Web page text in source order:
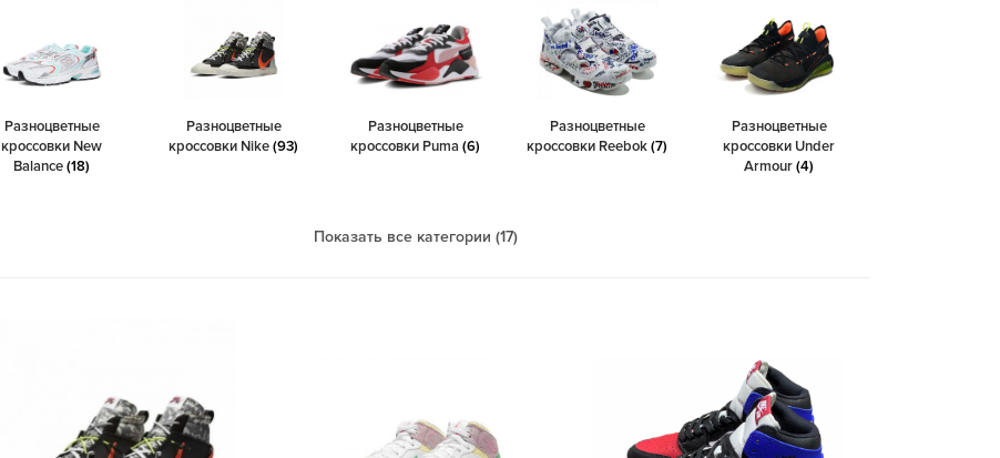
Разноцветные
кроссовки New
Balance(18)
Разноцветные
кроссовки Nike(93)
Разноцветные
кроссовки Puma(6)
Разноцветные
кроссовки Reebok(7)
Разноцветные
кроссовки Under
Armour(4)
Показать все категории (17)